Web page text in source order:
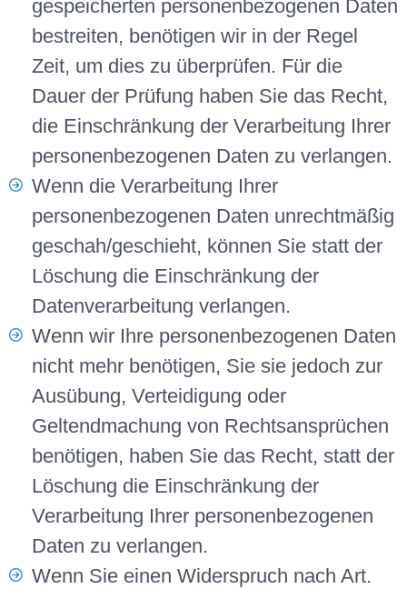
gespeicherten personenbezogenen Daten
bestreiten, benötigen wir in der Regel
Zeit, um dies zu überprüfen. Für die
Dauer der Prüfung haben Sie das Recht,
die Einschränkung der Verarbeitung Ihrer
personenbezogenen Daten zu verlangen.
Wenn die Verarbeitung Ihrer
personenbezogenen Daten unrechtmäßig
geschah/geschieht, können Sie statt der
Löschung die Einschränkung der
Datenverarbeitung verlangen.
Wenn wir Ihre personenbezogenen Daten
nicht mehr benötigen, Sie sie jedoch zur
Ausübung, Verteidigung oder
Geltendmachung von Rechtsansprüchen
benötigen, haben Sie das Recht, statt der
Löschung die Einschränkung der
Verarbeitung Ihrer personenbezogenen
Daten zu verlangen.
Wenn Sie einen Widerspruch nach Art.